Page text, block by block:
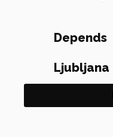
Depends
Ljubljana